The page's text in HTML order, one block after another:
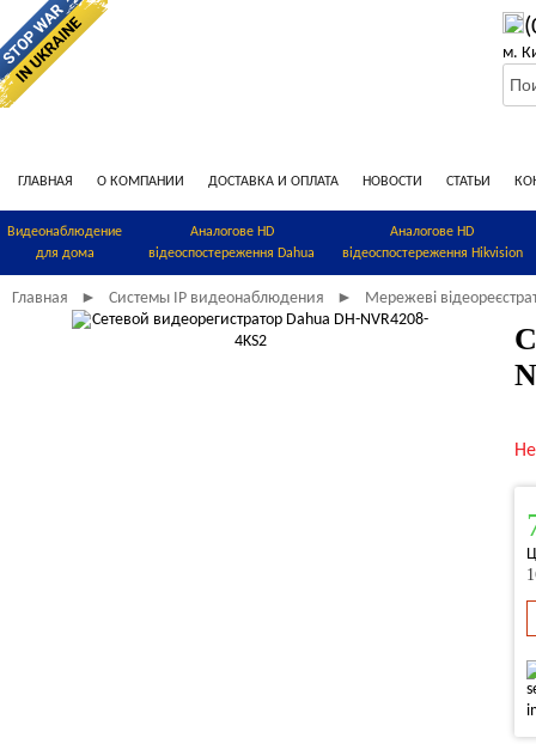
м.
ГЛАВНАЯ О КОМПАНИИ ДОСТАВКА И ОПЛАТА НОВОСТИ СТАТЬИ
Видеонаблюдение
для дома
Аналогове HD
відеоспостереження Dahua
Аналогове HD
відеоспостереження Hikvision
Главная ► Системы IP видеонаблюдения ► Мережеві